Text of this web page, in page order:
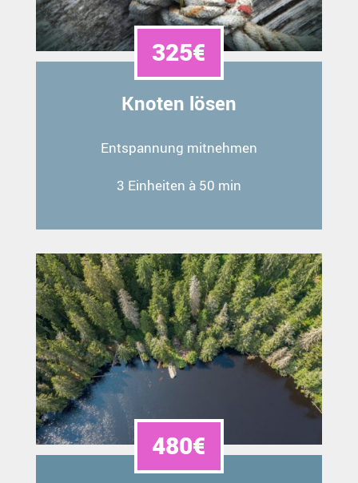
325€
Knoten lösen
Entspannung mitnehmen
3 Einheiten à 50 min
480€